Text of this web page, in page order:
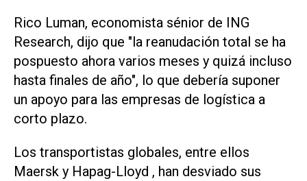
Rico Luman, economista sénior de ING
Research, dijo que "la reanudación total se ha
pospuesto ‌ahora varios meses y quizá incluso
hasta finales de año", lo que debería suponer
un apoyo para las empresas de logística a
corto plazo.
Los transportistas globales, entre ellos
Maersk y Hapag-Lloyd , han desviado sus